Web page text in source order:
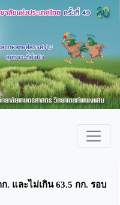
. และไม่เกิน 63.5 กก. รอบ